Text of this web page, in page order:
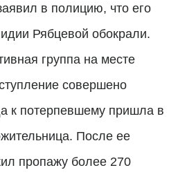
в полицию, что его
Рябцевой обокрали.
группа на месте
совершено
к потерпевшему пришла в
После ее
пропажу более 270